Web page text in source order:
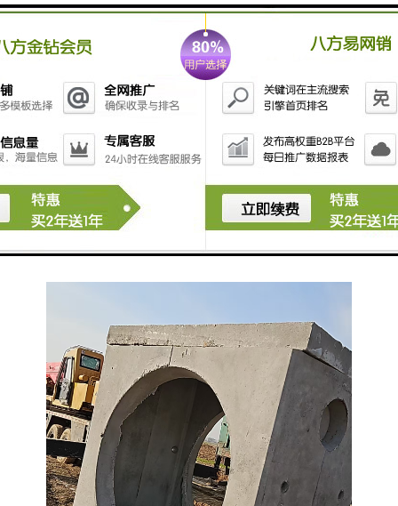
检查井：保障水质安全的关卡
及时发现和处理水质问题。它们通过和沉淀污水中的杂
质，保证了排水系统的水质安全。